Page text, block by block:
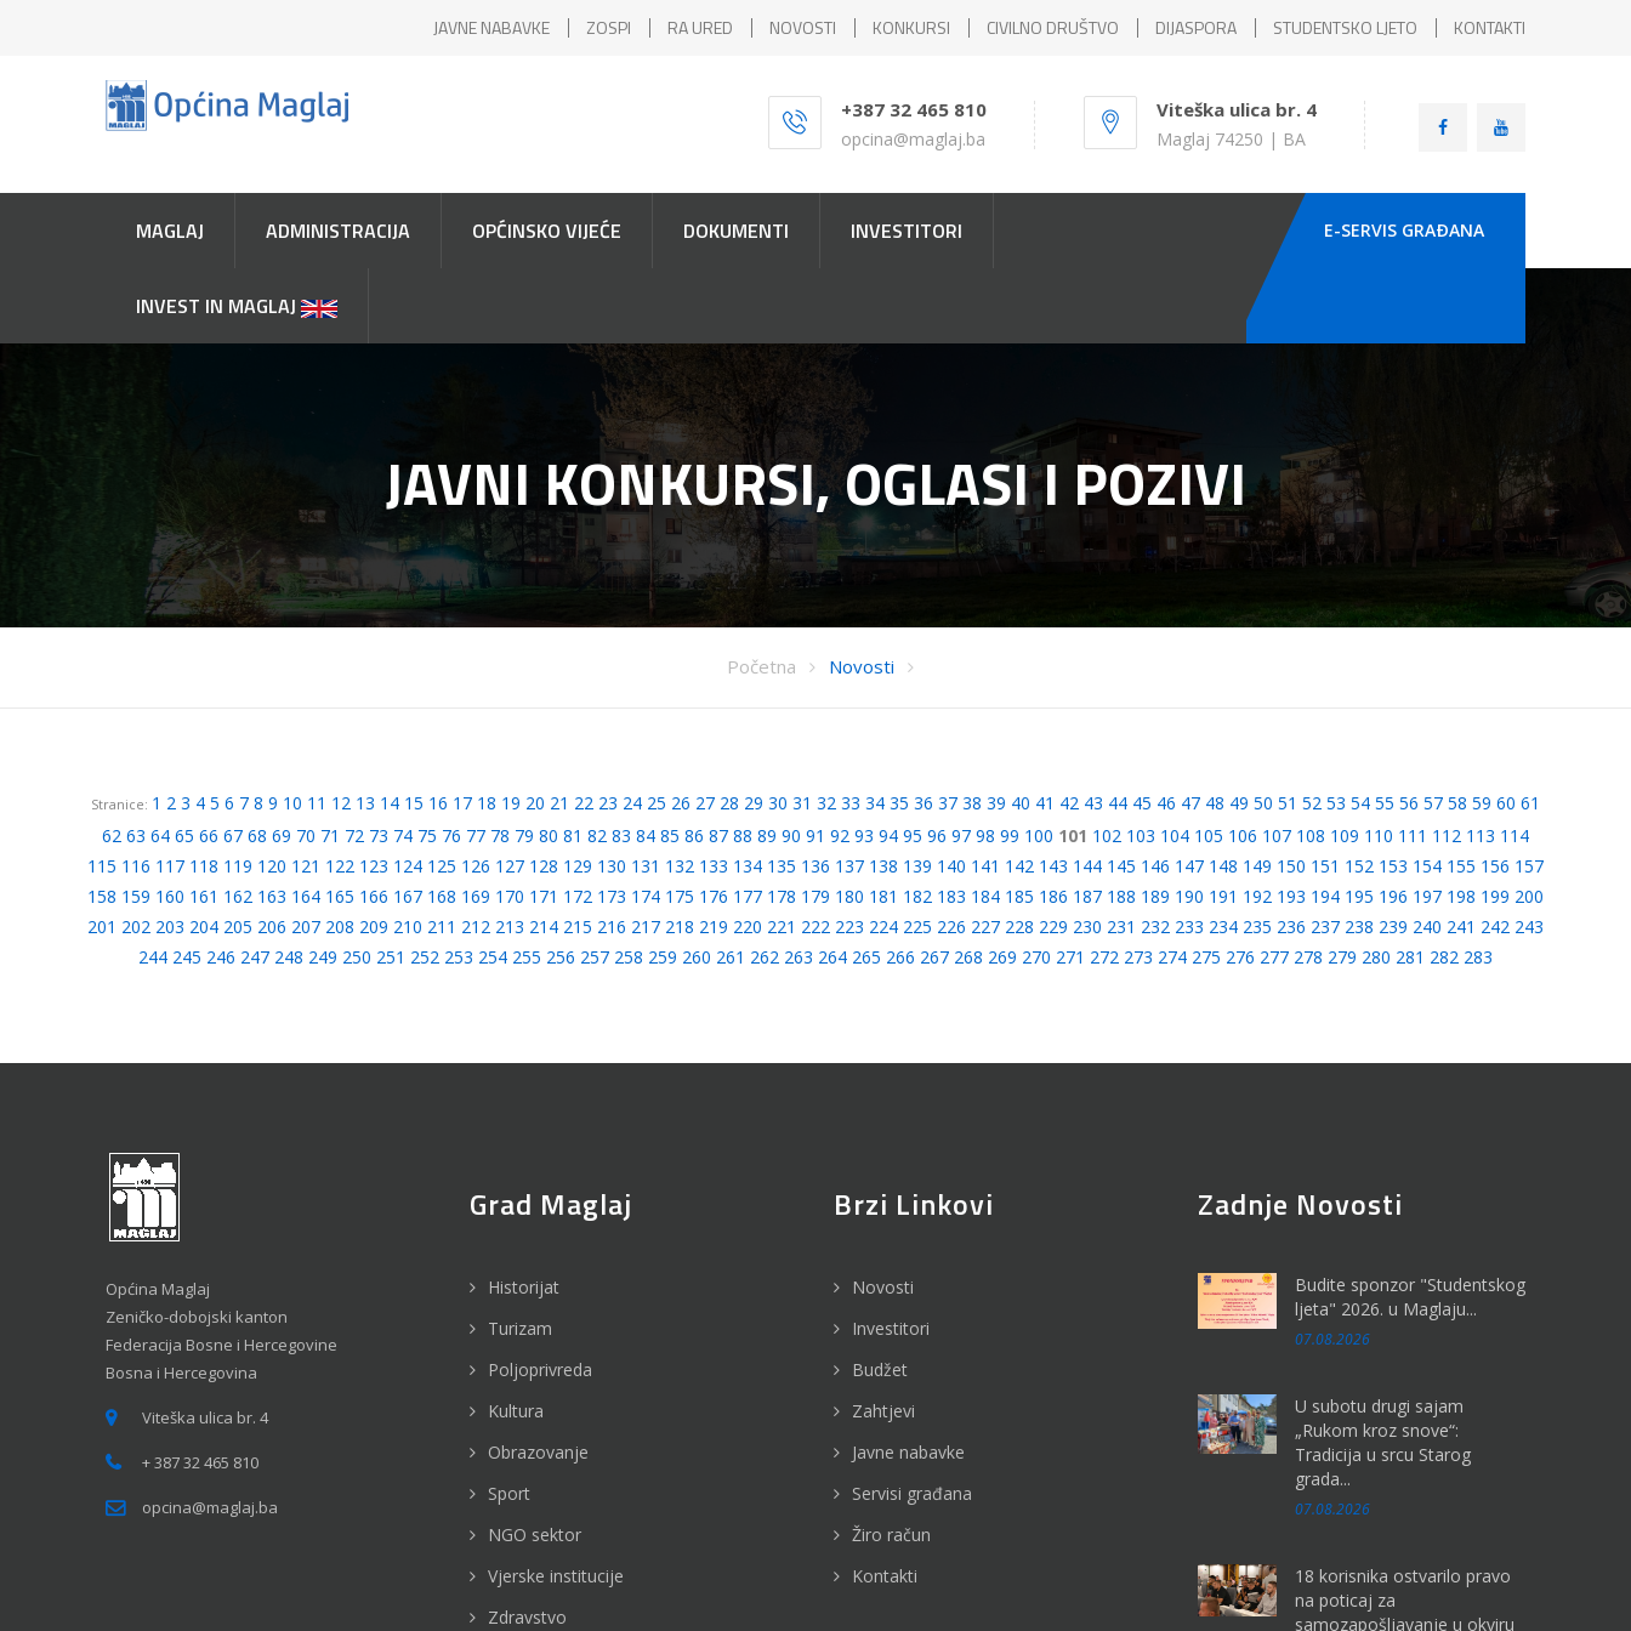
JAVNE NABAVKE ZOSPI RA URED NOVOSTI KONKURSI CIVILNO DRUŠTVO DIJASPORA STUDENTSKO LJETO KONTAKTI
+387 32 465 810
opcina@maglaj.ba
Viteška ulica br. 4
Maglaj 74250 | BA
MAGLAJ ADMINISTRACIJA OPĆINSKO VIJEĆE DOKUMENTI INVESTITORI
INVEST IN MAGLAJ
E-SERVIS GRAÐANA
JAVNI KONKURSI, OGLASI I POZIVI
Početna Novosti
Stranice: 1 2 3 4 5 6 7 8 9 10 11 12 13 14 15 16 17 18 19 20 21 22 23 24 25 26 27 28 29 30 31 32 33 34 35 36 37 38 39 40 41 42 43 44 45 46 47 48 49 50 51 52 53 54 55 56 57 58 59 60 61
62 63 64 65 66 67 68 69 70 71 72 73 74 75 76 77 78 79 80 81 82 83 84 85 86 87 88 89 90 91 92 93 94 95 96 97 98 99 100 101 102 103 104 105 106 107 108 109 110 111 112 113 114
115 116 117 118 119 120 121 122 123 124 125 126 127 128 129 130 131 132 133 134 135 136 137 138 139 140 141 142 143 144 145 146 147 148 149 150 151 152 153 154 155 156 157
158 159 160 161 162 163 164 165 166 167 168 169 170 171 172 173 174 175 176 177 178 179 180 181 182 183 184 185 186 187 188 189 190 191 192 193 194 195 196 197 198 199 200
201 202 203 204 205 206 207 208 209 210 211 212 213 214 215 216 217 218 219 220 221 222 223 224 225 226 227 228 229 230 231 232 233 234 235 236 237 238 239 240 241 242 243
244 245 246 247 248 249 250 251 252 253 254 255 256 257 258 259 260 261 262 263 264 265 266 267 268 269 270 271 272 273 274 275 276 277 278 279 280 281 282 283
Općina Maglaj
Zeničko-dobojski kanton
Federacija Bosne i Hercegovine
Bosna i Hercegovina
Viteška ulica br. 4
+ 387 32 465 810
opcina@maglaj.ba
Grad Maglaj
Historijat
Turizam
Poljoprivreda
Kultura
Obrazovanje
Sport
NGO sektor
Vjerske institucije
Zdravstvo
Brzi Linkovi
Novosti
Investitori
Budžet
Zahtjevi
Javne nabavke
Servisi građana
Žiro račun
Kontakti
Zadnje Novosti
Budite sponzor "Studentskog
ljeta" 2026. u Maglaju...
07.08.2026
U subotu drugi sajam
„Rukom kroz snove“:
Tradicija u srcu Starog
grada...
07.08.2026
18 korisnika ostvarilo pravo
na poticaj za
samozapošljavanje u okviru